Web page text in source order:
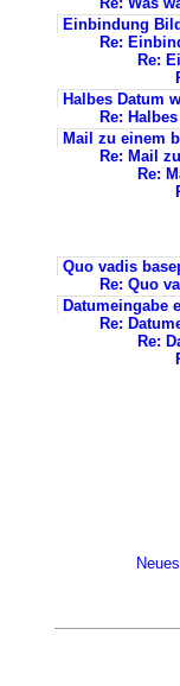
Einbindung
Re:
Re:
Halbes Datum
Re:
Mail zu einem
Re: Mail
Re:
Quo vadis
Re: Quo
Datumeingabe
Re:
Re: